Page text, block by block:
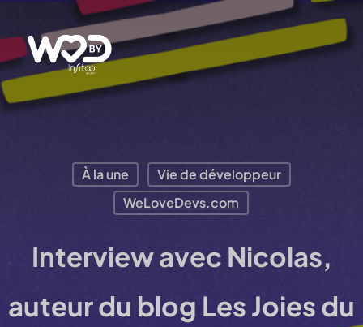
contenu
principal
À la une
Vie de développeur
WeLoveDevs.com
Interview avec Nicolas,
auteur du blog Les Joies du